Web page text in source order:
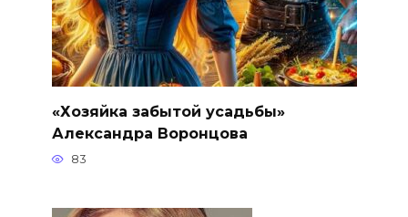
«Хозяйка забытой усадьбы»
Александра Воронцова
83